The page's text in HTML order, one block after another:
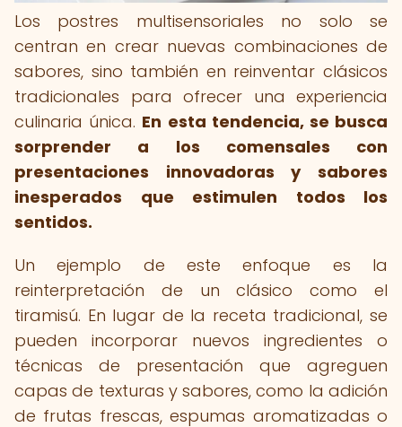
Los postres multisensoriales no solo se
centran en crear nuevas combinaciones de
sabores, sino también en reinventar clásicos
tradicionales para ofrecer una experiencia
culinaria única. En esta tendencia, se busca
sorprender a los comensales con
presentaciones innovadoras y sabores
inesperados que estimulen todos los
sentidos.
Un ejemplo de este enfoque es la
reinterpretación de un clásico como el
tiramisú. En lugar de la receta tradicional, se
pueden incorporar nuevos ingredientes o
técnicas de presentación que agreguen
capas de texturas y sabores, como la adición
de frutas frescas, espumas aromatizadas o